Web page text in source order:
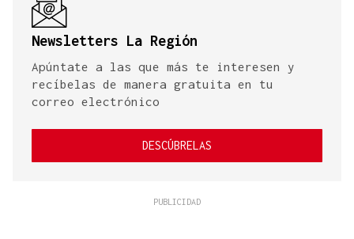
Newsletters La Región
Apúntate a las que más te interesen y
recíbelas de manera gratuita en tu
correo electrónico
DESCÚBRELAS